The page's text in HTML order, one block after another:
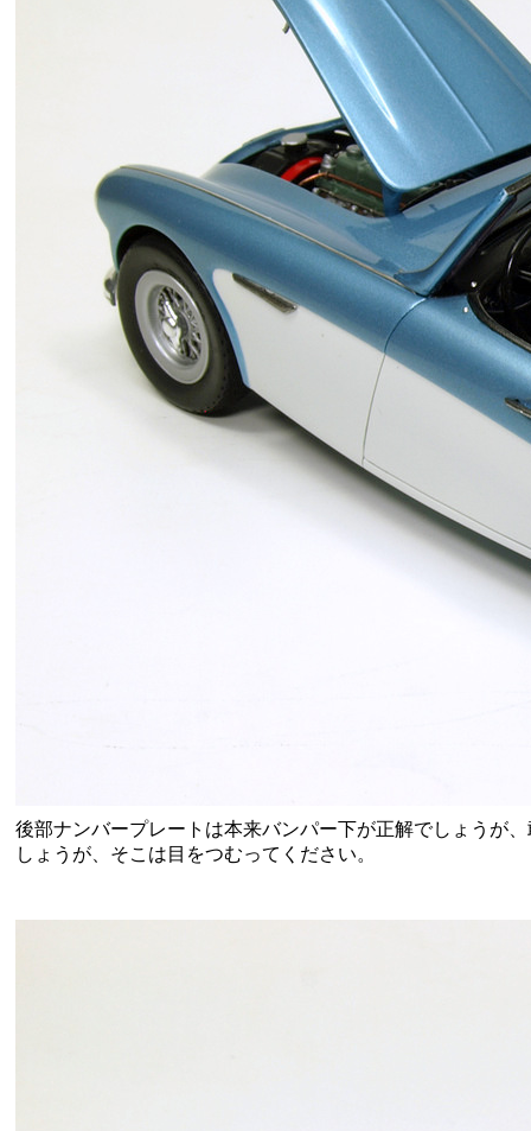
後部ナンバープレートは本来バンパー下が正解でしょうが
しょうが、そこは目をつむってください。